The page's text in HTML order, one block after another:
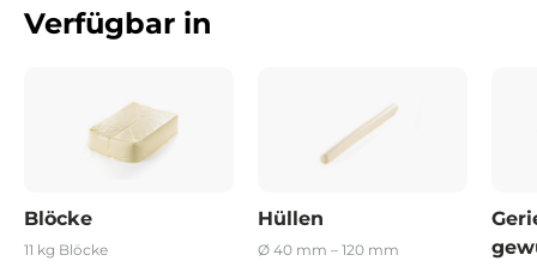
Verfügbar in
Blöcke
11 kg Blöcke
Hüllen
Ø 40 mm – 120 mm